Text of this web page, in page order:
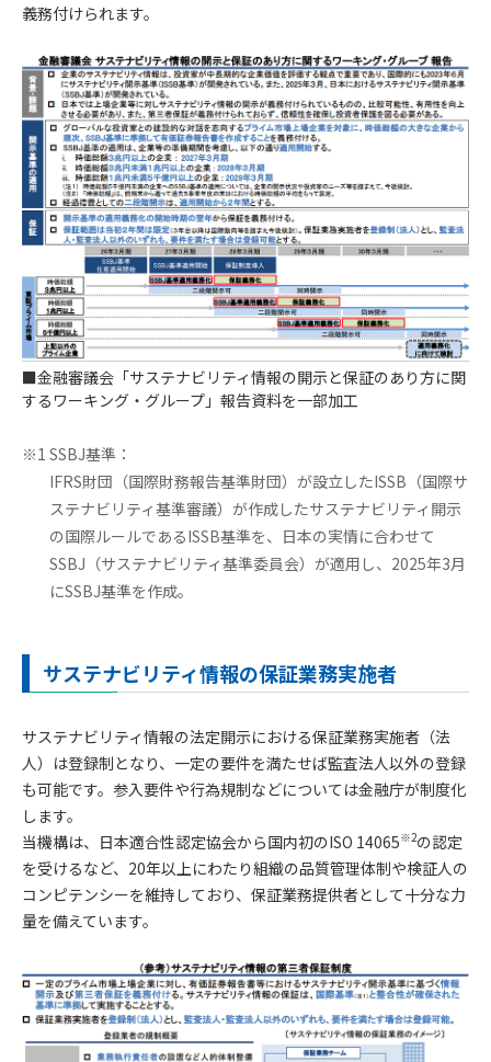
義務付けられます。
■金融審議会「サステナビリティ情報の開示と保証のあり方に関
するワーキング・グループ」報告資料を一部加工
※1 SSBJ基準：
IFRS財団（国際財務報告基準財団）が設立したISSB（国際サ
ステナビリティ基準審議）が作成したサステナビリティ開示
の国際ルールであるISSB基準を、日本の実情に合わせて
SSBJ（サステナビリティ基準委員会）が適用し、2025年3月
にSSBJ基準を作成。
サステナビリティ情報の保証業務実施者
サステナビリティ情報の法定開示における保証業務実施者（法
人）は登録制となり、一定の要件を満たせば監査法人以外の登録
も可能です。参入要件や行為規制などについては金融庁が制度化
します。
当機構は、日本適合性認定協会から国内初のISO 14065※2の認定
を受けるなど、20年以上にわたり組織の品質管理体制や検証人の
コンピテンシーを維持しており、保証業務提供者として十分な力
量を備えています。